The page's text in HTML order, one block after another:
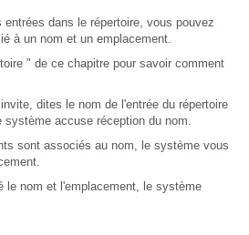
dans le répertoire, vous pouvez
à un nom et un emplacement.
" de ce chapitre pour savoir comment
dites le nom de l'entrée du répertoire
système accuse réception du nom.
sont associés au nom, le système vous
le nom et l'emplacement, le système